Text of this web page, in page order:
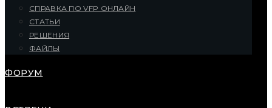
СПРАВКА ПО VFP ОНЛАЙН
СТАТЬИ
РЕШЕНИЯ
ФАЙЛЫ
ФОРУМ